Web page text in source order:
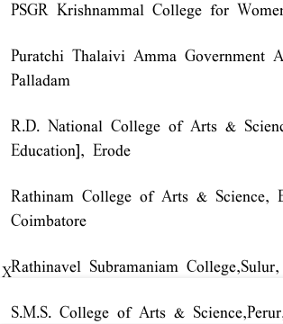
PSGR Krishnammal College for
Puratchi Thalaivi Amma Government
Palladam
R.D. National College of Arts &
Education], Erode
Rathinam College of Arts & Science,
Coimbatore
Rathinavel Subramaniam
S.M.S. College of Arts &
X
ராசிபலன் 06.08.2026